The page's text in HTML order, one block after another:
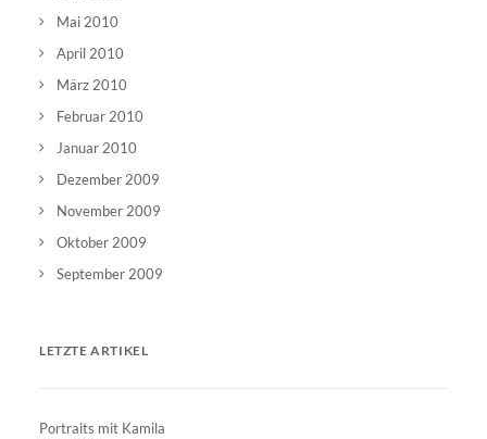
Mai 2010
April 2010
März 2010
Februar 2010
Januar 2010
Dezember 2009
November 2009
Oktober 2009
September 2009
LETZTE ARTIKEL
Portraits mit Kamila